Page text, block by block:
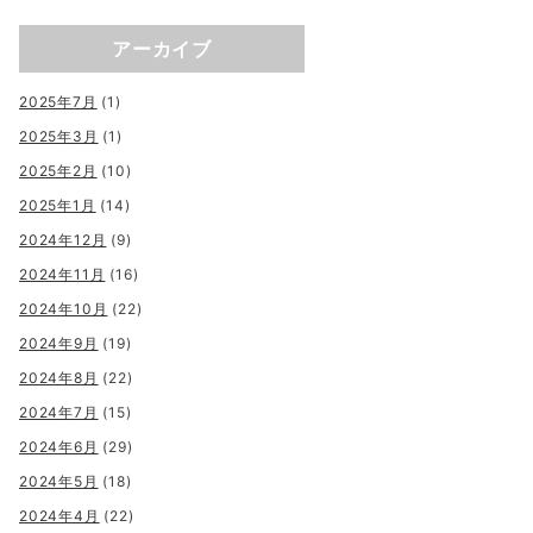
アーカイブ
2025年7月 (1)
2025年3月 (1)
2025年2月 (10)
2025年1月 (14)
2024年12月 (9)
2024年11月 (16)
2024年10月 (22)
2024年9月 (19)
2024年8月 (22)
2024年7月 (15)
2024年6月 (29)
2024年5月 (18)
2024年4月 (22)